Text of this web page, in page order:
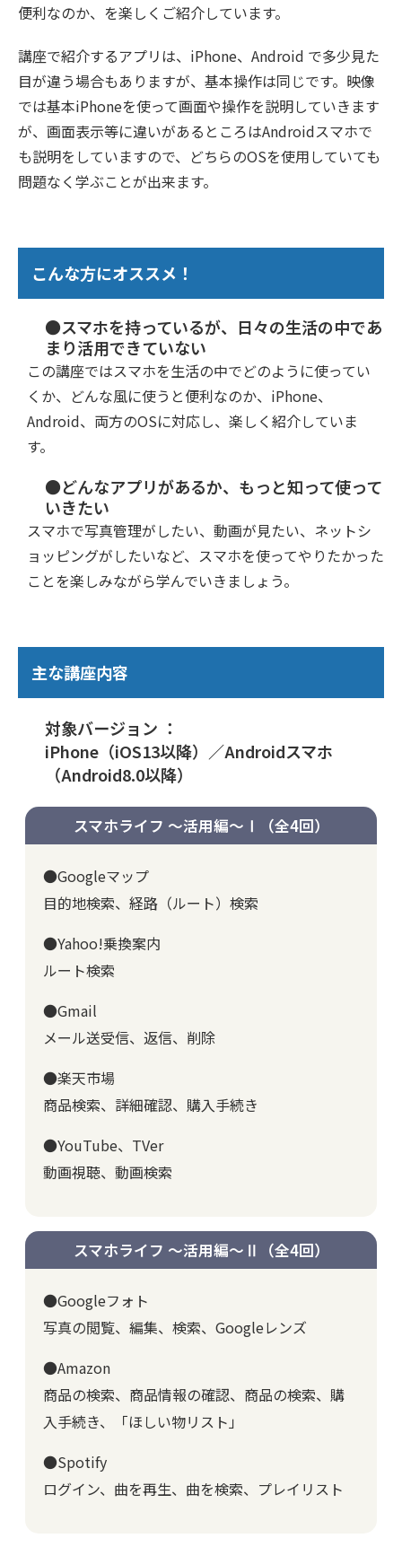
便利なのか、を楽しくご紹介しています。
講座で紹介するアプリは、iPhone、Android で多少見た
目が違う場合もありますが、基本操作は同じです。映像
では基本iPhoneを使って画面や操作を説明していきます
が、画面表示等に違いがあるところはAndroidスマホで
も説明をしていますので、どちらのOSを使用していても
問題なく学ぶことが出来ます。
こんな方にオススメ！
●スマホを持っているが、日々の生活の中であ
まり活用できていない
この講座ではスマホを生活の中でどのように使ってい
くか、どんな風に使うと便利なのか、iPhone、
Android、両方のOSに対応し、楽しく紹介していま
す。
●どんなアプリがあるか、もっと知って使って
いきたい
スマホで写真管理がしたい、動画が見たい、ネットシ
ョッピングがしたいなど、スマホを使ってやりたかった
ことを楽しみながら学んでいきましょう。
主な講座内容
対象バージョン ：
iPhone（iOS13以降）／Androidスマホ
（Android8.0以降）
スマホライフ ～活用編～Ⅰ （全4回）
●Googleマップ
目的地検索、経路（ルート）検索
●Yahoo!乗換案内
ルート検索
●Gmail
メール送受信、返信、削除
●楽天市場
商品検索、詳細確認、購入手続き
●YouTube、TVer
動画視聴、動画検索
スマホライフ ～活用編～Ⅱ （全4回）
●Googleフォト
写真の閲覧、編集、検索、Googleレンズ
●Amazon
商品の検索、商品情報の確認、商品の検索、購
入手続き、「ほしい物リスト」
●Spotify
ログイン、曲を再生、曲を検索、プレイリスト